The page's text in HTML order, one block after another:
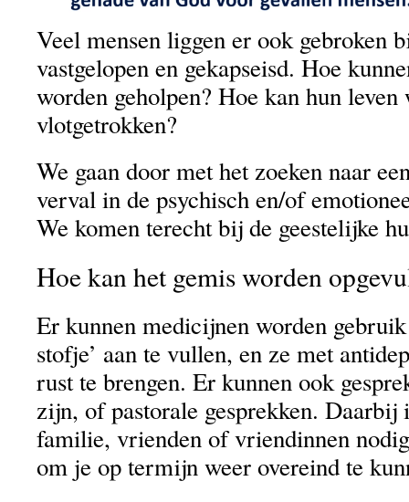
Veel mensen liggen er ook gebroken
vastgelopen en gekapseisd. Hoe
worden geholpen? Hoe kan hun leven
vlotgetrokken?
We gaan door met het zoeken naar
verval in de psychisch en/of
We komen terecht bij de geestelijke
Hoe kan het gemis worden
Er kunnen medicijnen worden
stofje’ aan te vullen, en ze met
rust te brengen. Er kunnen ook
zijn, of pastorale gesprekken. Daarbij
familie, vrienden of vriendinnen
om je op termijn weer overeind te